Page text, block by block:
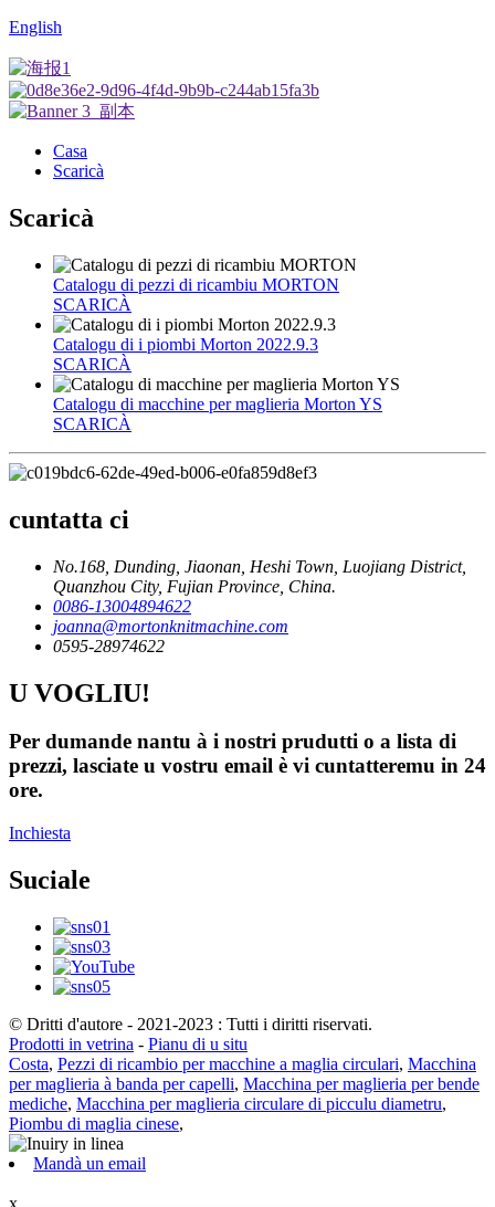
English
Casa
Scaricà
Scaricà
Catalogu di pezzi di ricambiu MORTON
SCARICÀ
Catalogu di i piombi Morton 2022.9.3
SCARICÀ
Catalogu di macchine per maglieria Morton YS
SCARICÀ
cuntatta ci
No.168, Dunding, Jiaonan, Heshi Town, Luojiang District,
Quanzhou City, Fujian Province, China.
0086-13004894622
joanna@mortonknitmachine.com
0595-28974622
U VOGLIU!
Per dumande nantu à i nostri prudutti o a lista di
prezzi, lasciate u vostru email è vi cuntatteremu in 24
ore.
Inchiesta
Suciale
© Dritti d'autore - 2021-2023 : Tutti i diritti riservati.
Prodotti in vetrina - Pianu di u situ
Costa, Pezzi di ricambio per macchine a maglia circulari, Macchina
per maglieria à banda per capelli, Macchina per maglieria per bende
mediche, Macchina per maglieria circulare di picculu diametru,
Piombu di maglia cinese,
Mandà un email
x